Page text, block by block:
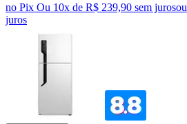
no Pix Ou 10x de R$ 239,90 sem jurosou
juros